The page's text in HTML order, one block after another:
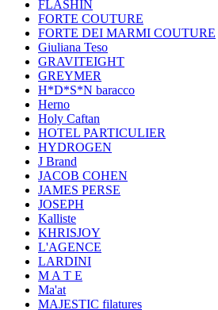
FLASHIN
FORTE COUTURE
FORTE DEI MARMI COUTURE
Giuliana Teso
GRAVITEIGHT
GREYMER
H*D*S*N baracco
Herno
Holy Caftan
HOTEL PARTICULIER
HYDROGEN
J Brand
JACOB COHEN
JAMES PERSE
JOSEPH
Kalliste
KHRISJOY
L'AGENCE
LARDINI
M A T E
Ma'at
MAJESTIC filatures